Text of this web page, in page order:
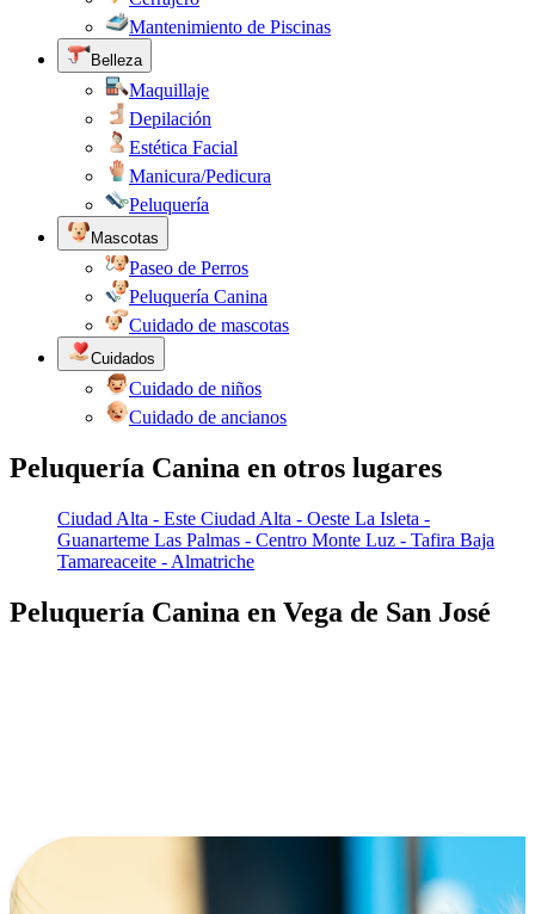
Mantenimiento de Piscinas
Belleza
Maquillaje
Depilación
Estética Facial
Manicura/Pedicura
Peluquería
Mascotas
Paseo de Perros
Peluquería Canina
Cuidado de mascotas
Cuidados
Cuidado de niños
Cuidado de ancianos
Peluquería Canina en otros lugares
Ciudad Alta - Este Ciudad Alta - Oeste La Isleta -
Guanarteme Las Palmas - Centro Monte Luz - Tafira Baja
Tamareaceite - Almatriche
Peluquería Canina en Vega de San José